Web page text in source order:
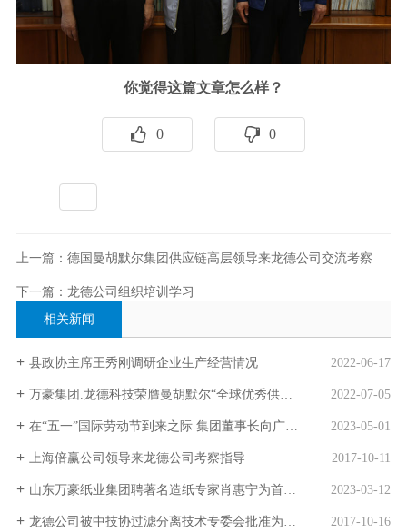
你觉得这篇文章怎么样？
0 0
上一篇：德国曼胡默尔集团供应链高层领导来龙德公司交流考察
下一篇：龙德公司组织培训学习
相关新闻
县政协主席王秀刚调研企业生产经营情况 2022-06-17
万豪集团.龙德科技荣膺曼胡默尔“全球优秀供应商”奖 2022-07-05
在“五一”国际劳动节到来之际 集团董事长向广大员工致以节日的祝贺和诚挚的慰问 2023-05-01
上海倍赢公司领导来龙德公司考察指导 2017-10-11
山东万豪纸业集团聘著名造纸专家肖惠宁为首席专家 2023-03-12
龙德公司被中技协过滤分离技术专委会批准为会员单位 2017-10-16